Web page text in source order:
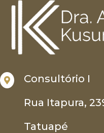

Consultório I
Rua Itapura,
Tatuapé